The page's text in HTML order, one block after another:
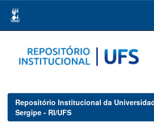
navigation
Repositório Institucional da
Sergipe - RI/UFS